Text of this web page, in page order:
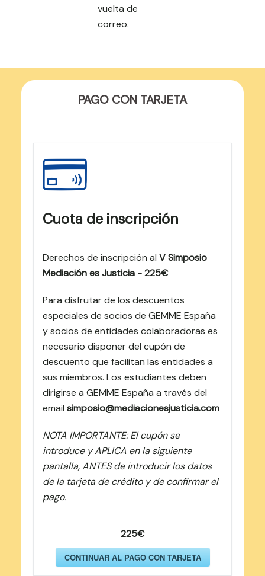
vuelta de
correo.
PAGO CON TARJETA
Cuota de inscripción
Derechos de inscripción al V Simposio
Mediación es Justicia - 225€
Para disfrutar de los descuentos
especiales de socios de GEMME España
y socios de entidades colaboradoras es
necesario disponer del cupón de
descuento que facilitan las entidades a
sus miembros. Los estudiantes deben
dirigirse a GEMME España a través del
email simposio@mediacionesjusticia.com
NOTA IMPORTANTE: El cupón se
introduce y APLICA en la siguiente
pantalla, ANTES de introducir los datos
de la tarjeta de crédito y de confirmar el
pago.
225€
CONTINUAR AL PAGO CON TARJETA